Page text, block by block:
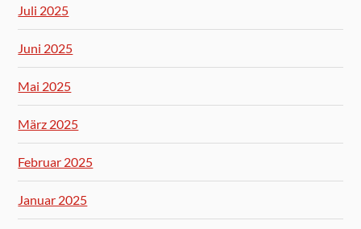
Juli 2025
Juni 2025
Mai 2025
März 2025
Februar 2025
Januar 2025